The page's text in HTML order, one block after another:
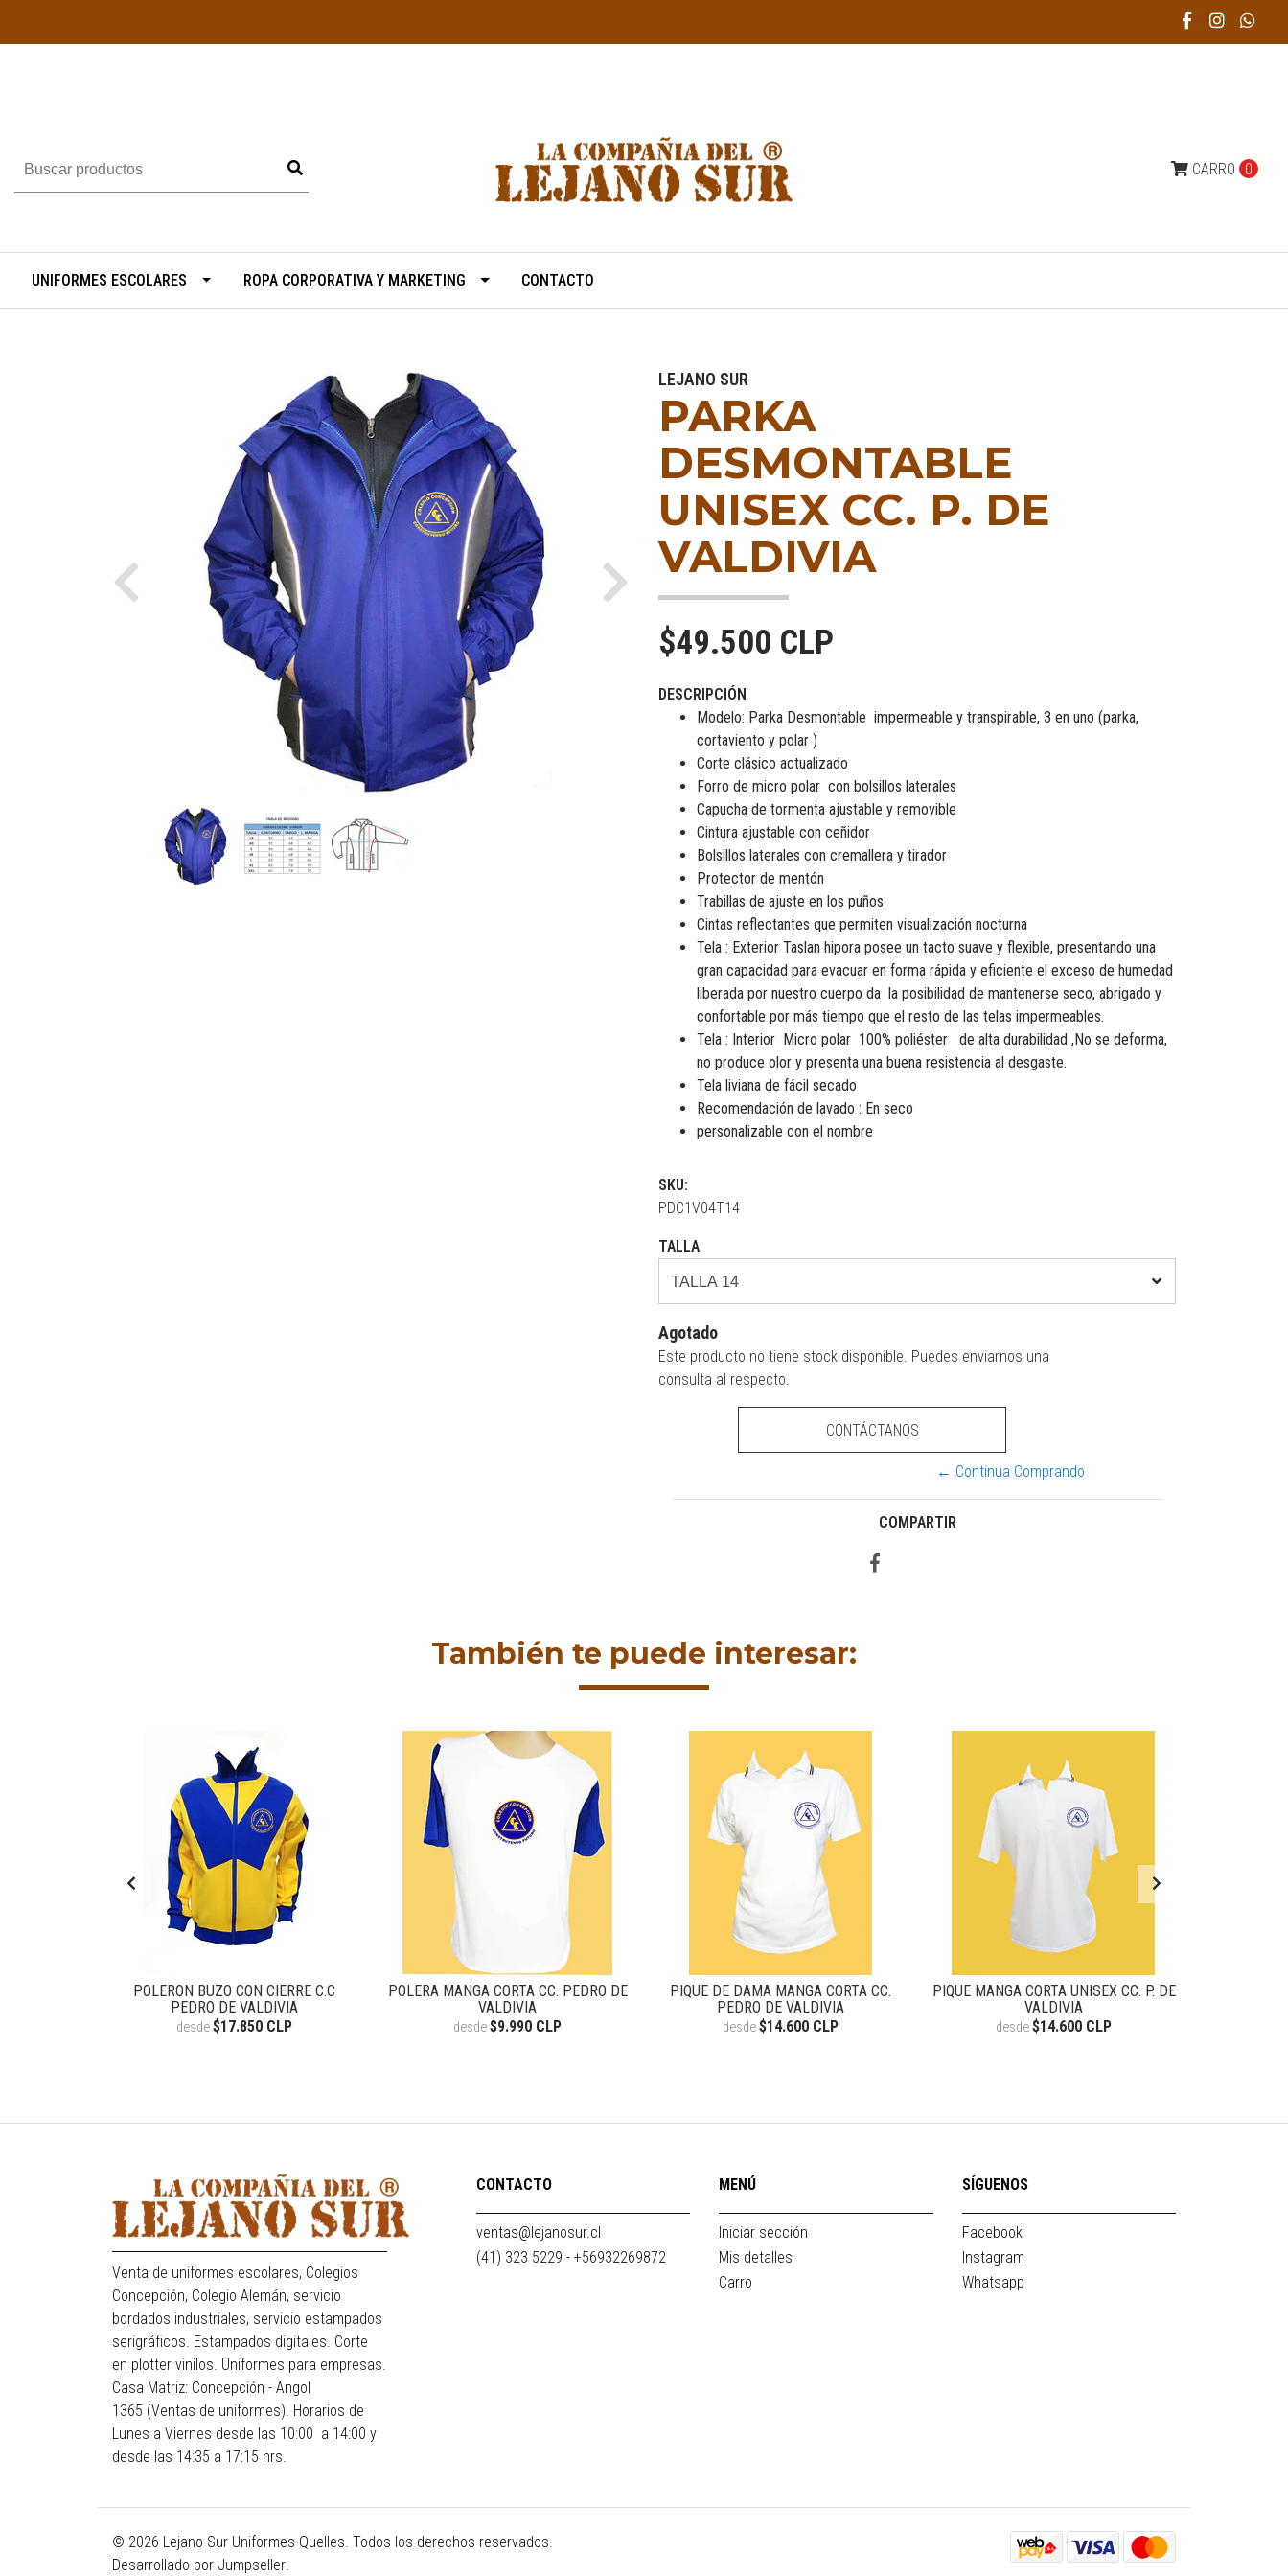
CARRO 0
UNIFORMES ESCOLARES ROPA CORPORATIVA Y MARKETING CONTACTO
Previous Next
LEJANO SUR
PARKA
DESMONTABLE
UNISEX CC. P. DE
VALDIVIA
$49.500 CLP
DESCRIPCIÓN
Modelo: Parka Desmontable impermeable y transpirable, 3 en uno (parka,
cortaviento y polar )
Corte clásico actualizado
Forro de micro polar con bolsillos laterales
Capucha de tormenta ajustable y removible
Cintura ajustable con ceñidor
Bolsillos laterales con cremallera y tirador
Protector de mentón
Trabillas de ajuste en los puños
Cintas reflectantes que permiten visualización nocturna
Tela : Exterior Taslan hipora posee un tacto suave y flexible, presentando una
gran capacidad para evacuar en forma rápida y eficiente el exceso de humedad
liberada por nuestro cuerpo da la posibilidad de mantenerse seco, abrigado y
confortable por más tiempo que el resto de las telas impermeables.
Tela : Interior Micro polar 100% poliéster de alta durabilidad ,No se deforma,
no produce olor y presenta una buena resistencia al desgaste.
Tela liviana de fácil secado
Recomendación de lavado : En seco
personalizable con el nombre
SKU:
PDC1V04T14
TALLA
Agotado
Este producto no tiene stock disponible. Puedes enviarnos una
consulta al respecto.
CONTÁCTANOS
← Continua Comprando
COMPARTIR
También te puede interesar:
POLERON BUZO CON CIERRE C.C
PEDRO DE VALDIVIA
desde$17.850 CLP
POLERA MANGA CORTA CC. PEDRO DE
VALDIVIA
desde$9.990 CLP
PIQUE DE DAMA MANGA CORTA CC.
PEDRO DE VALDIVIA
desde$14.600 CLP
PIQUE MANGA CORTA UNISEX CC. P. DE
VALDIVIA
desde$14.600 CLP
Venta de uniformes escolares, Colegios
Concepción, Colegio Alemán, servicio
bordados industriales, servicio estampados
serigráficos. Estampados digitales. Corte
en plotter vinilos. Uniformes para empresas.
Casa Matriz: Concepción - Angol
1365 (Ventas de uniformes). Horarios de
Lunes a Viernes desde las 10:00 a 14:00 y
desde las 14:35 a 17:15 hrs.
CONTACTO
ventas@lejanosur.cl
(41) 323 5229 - +56932269872
MENÚ
Iniciar sección
Mis detalles
Carro
SÍGUENOS
Facebook
Instagram
Whatsapp
© 2026 Lejano Sur Uniformes Quelles. Todos los derechos reservados.
Desarrollado por Jumpseller.